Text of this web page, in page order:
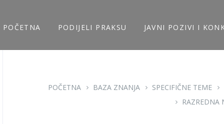
POČETNA PODIJELI PRAKSU JAVNI POZIVI I
POČETNA BAZA ZNANJA SPECIFIČNE TEME
RAZREDNA